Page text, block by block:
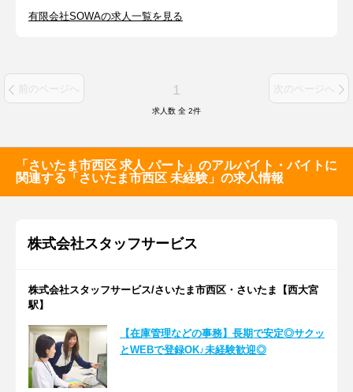
有限会社SOWAの求人一覧を見る
前のページへ 1 次のページへ
求人数 全 2件
「さいたま市西区 求人 パート」のアルバイト・バイトに
関連する「さいたま市西区 未経験」の求人情報
株式会社スタッフサービス
株式会社スタッフサービス/さいたま市西区・さいたま【西大宮
駅】
【在庫管理などの事務】長期で安定◎サクッ
とWEBで登録OK♪未経験歓迎◎